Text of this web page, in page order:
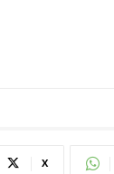
X